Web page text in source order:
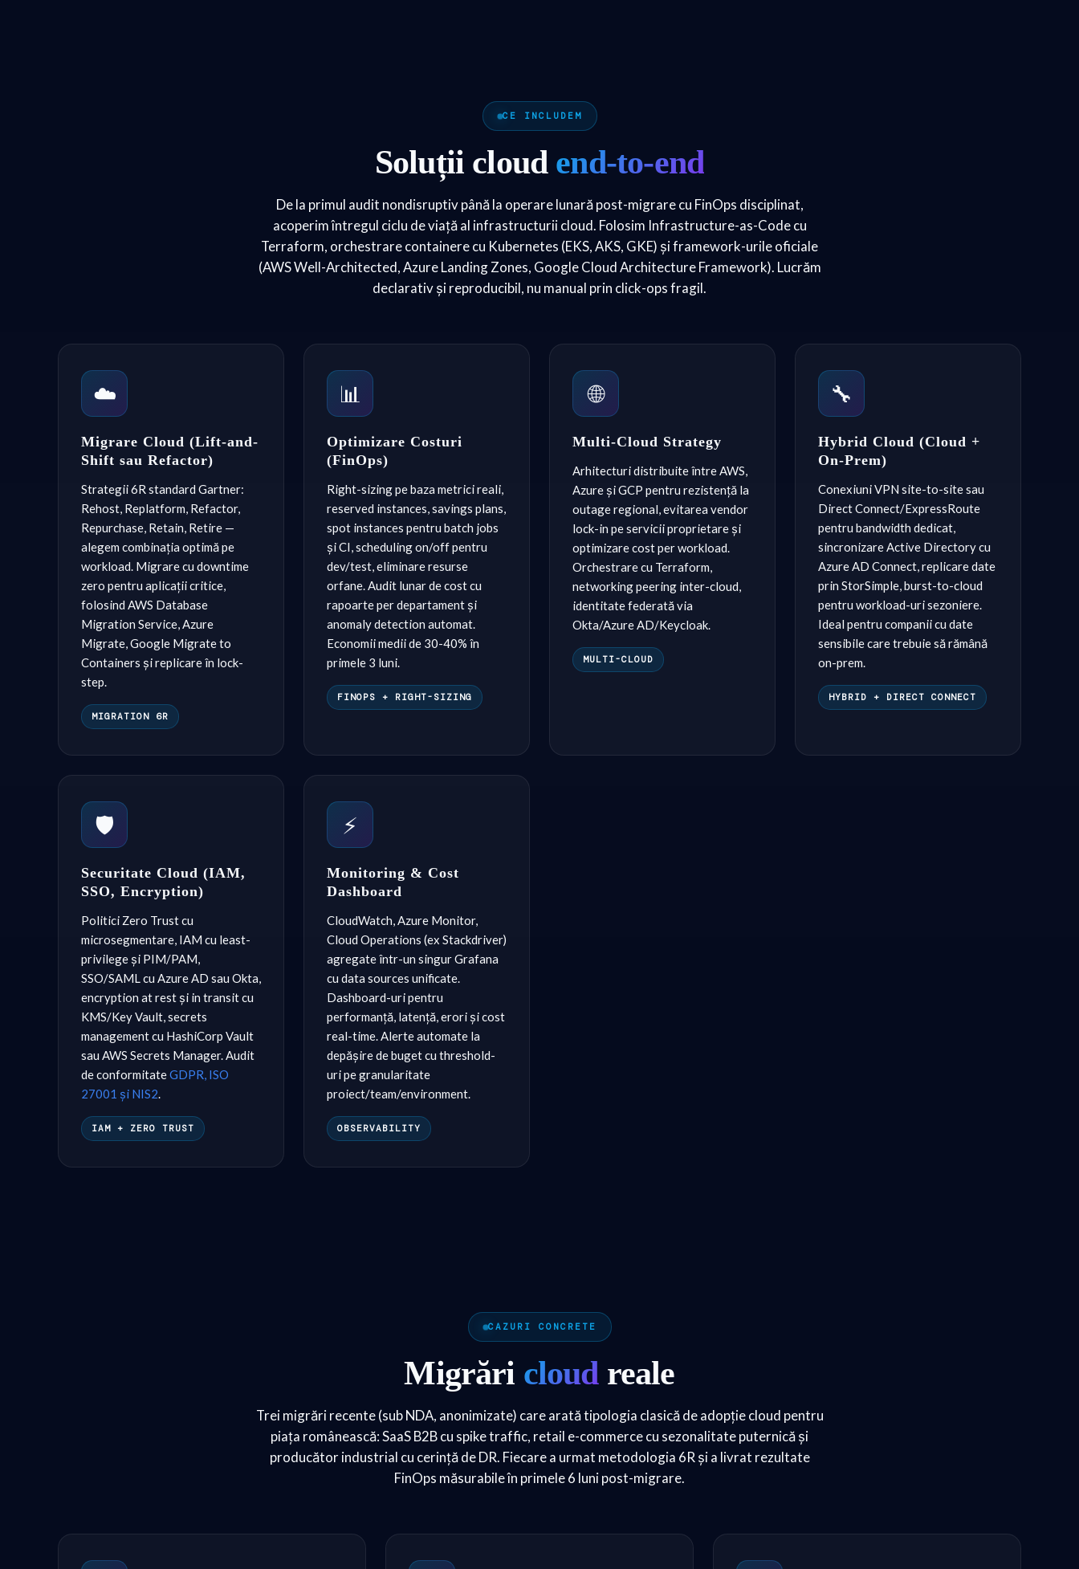
CE INCLUDEM
Soluții cloud end-to-end
De la primul audit nondisruptiv până la operare lunară post-migrare cu FinOps disciplinat,
acoperim întregul ciclu de viață al infrastructurii cloud. Folosim Infrastructure-as-Code cu
Terraform, orchestrare containere cu Kubernetes (EKS, AKS, GKE) și framework-urile oficiale
(AWS Well-Architected, Azure Landing Zones, Google Cloud Architecture Framework). Lucrăm
declarativ și reproducibil, nu manual prin click-ops fragil.
☁️
Migrare Cloud (Lift-and-
Shift sau Refactor)
Strategii 6R standard Gartner:
Rehost, Replatform, Refactor,
Repurchase, Retain, Retire —
alegem combinația optimă pe
workload. Migrare cu downtime
zero pentru aplicații critice,
folosind AWS Database
Migration Service, Azure
Migrate, Google Migrate to
Containers și replicare în lock-
step.
MIGRATION 6R
📊
Optimizare Costuri
(FinOps)
Right-sizing pe baza metrici reali,
reserved instances, savings plans,
spot instances pentru batch jobs
și CI, scheduling on/off pentru
dev/test, eliminare resurse
orfane. Audit lunar de cost cu
rapoarte per departament și
anomaly detection automat.
Economii medii de 30-40% în
primele 3 luni.
FINOPS + RIGHT-SIZING
🌐
Multi-Cloud Strategy
Arhitecturi distribuite între AWS,
Azure și GCP pentru rezistență la
outage regional, evitarea vendor
lock-in pe servicii proprietare și
optimizare cost per workload.
Orchestrare cu Terraform,
networking peering inter-cloud,
identitate federată via
Okta/Azure AD/Keycloak.
MULTI-CLOUD
🔧
Hybrid Cloud (Cloud +
On-Prem)
Conexiuni VPN site-to-site sau
Direct Connect/ExpressRoute
pentru bandwidth dedicat,
sincronizare Active Directory cu
Azure AD Connect, replicare date
prin StorSimple, burst-to-cloud
pentru workload-uri sezoniere.
Ideal pentru companii cu date
sensibile care trebuie să rămână
on-prem.
HYBRID + DIRECT CONNECT
🛡️
Securitate Cloud (IAM,
SSO, Encryption)
Politici Zero Trust cu
microsegmentare, IAM cu least-
privilege și PIM/PAM,
SSO/SAML cu Azure AD sau Okta,
encryption at rest și in transit cu
KMS/Key Vault, secrets
management cu HashiCorp Vault
sau AWS Secrets Manager. Audit
de conformitateGDPR, ISO
27001 și NIS2.
IAM + ZERO TRUST
⚡
Monitoring & Cost
Dashboard
CloudWatch, Azure Monitor,
Cloud Operations (ex Stackdriver)
agregate într-un singur Grafana
cu data sources unificate.
Dashboard-uri pentru
performanță, latență, erori și cost
real-time. Alerte automate la
depășire de buget cu threshold-
uri pe granularitate
proiect/team/environment.
OBSERVABILITY
CAZURI CONCRETE
Migrări cloudreale
Trei migrări recente (sub NDA, anonimizate) care arată tipologia clasică de adopție cloud pentru
piața românească: SaaS B2B cu spike traffic, retail e-commerce cu sezonalitate puternică și
producător industrial cu cerință de DR. Fiecare a urmat metodologia 6R și a livrat rezultate
FinOps măsurabile în primele 6 luni post-migrare.